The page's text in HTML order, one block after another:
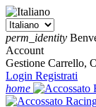
perm_identity
Account
Gestione Carrello,
Login Registrati
home